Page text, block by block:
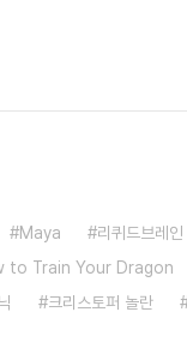
Maya 리퀴드브레인
to Train Your Dragon
크리스토퍼 놀란